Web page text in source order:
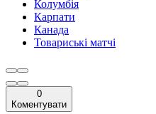
Колумбія
Карпати
Канада
Товариські матчі
0
Коментувати